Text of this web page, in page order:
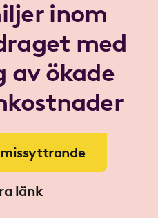
inom
med
av ökade
länk